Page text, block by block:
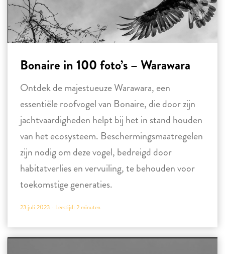
Bonaire in 100 foto’s – Warawara
Ontdek de majestueuze Warawara, een
essentiële roofvogel van Bonaire, die door zijn
jachtvaardigheden helpt bij het in stand houden
van het ecosysteem. Beschermingsmaatregelen
zijn nodig om deze vogel, bedreigd door
habitatverlies en vervuiling, te behouden voor
toekomstige generaties.
23 juli 2023 - Leestijd: 2minuten